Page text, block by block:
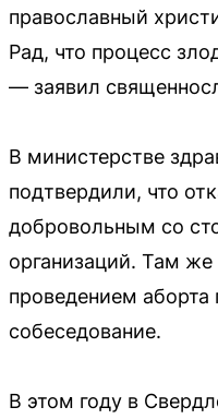
православный
Рад, что процесс
— заявил
В министерстве
подтвердили, что
добровольным со
организаций. Там
проведением аборта
собеседование.
В этом году в